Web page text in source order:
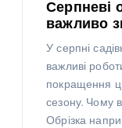
Серпневі
важливо
У серпні
важливі
покращення
сезону. Чому
Обрізка